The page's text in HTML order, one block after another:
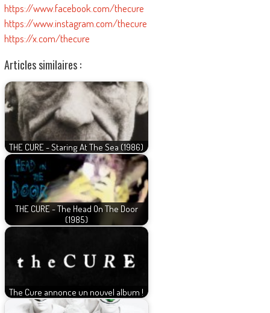
https://www.facebook.com/thecure
https://www.instagram.com/thecure
https://x.com/thecure
Articles similaires :
THE CURE - Staring At The Sea (1986)
THE CURE - The Head On The Door
(1985)
The Cure annonce un nouvel album !